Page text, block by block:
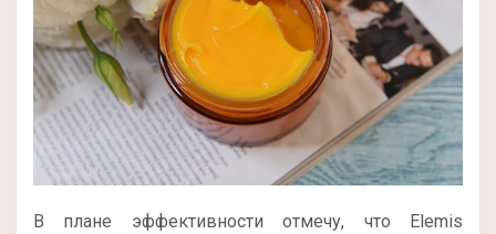
В плане эффективности отмечу, что Elemis